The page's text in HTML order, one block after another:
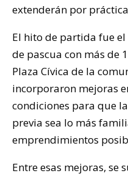
extenderán por
El hito de partida fue
de pascua con más de
Plaza Cívica de la
incorporaron mejoras
condiciones para que
previa sea lo más
emprendimientos
Entre esas mejoras,